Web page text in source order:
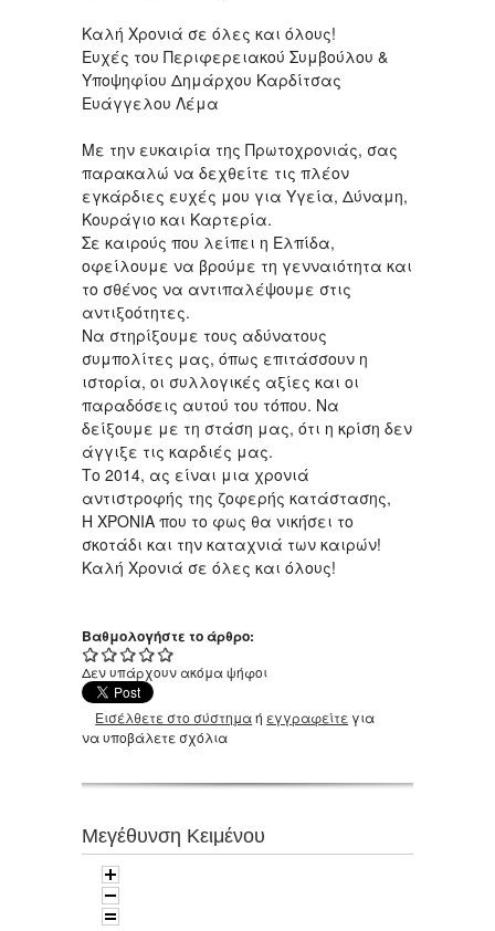
Καλή Χρονιά σε όλες και όλους!
Ευχές του Περιφερειακού Συμβούλου &
Υποψηφίου Δημάρχου Καρδίτσας
Ευάγγελου Λέμα
Με την ευκαιρία της Πρωτοχρονιάς, σας
παρακαλώ να δεχθείτε τις πλέον
εγκάρδιες ευχές μου για Υγεία, Δύναμη,
Κουράγιο και Καρτερία.
Σε καιρούς που λείπει η Ελπίδα,
οφείλουμε να βρούμε τη γενναιότητα και
το σθένος να αντιπαλέψουμε στις
αντιξοότητες.
Να στηρίξουμε τους αδύνατους
συμπολίτες μας, όπως επιτάσσουν η
ιστορία, οι συλλογικές αξίες και οι
παραδόσεις αυτού του τόπου. Να
δείξουμε με τη στάση μας, ότι η κρίση δεν
άγγιξε τις καρδιές μας.
Το 2014, ας είναι μια χρονιά
αντιστροφής της ζοφερής κατάστασης,
Η ΧΡΟΝΙΑ που το φως θα νικήσει το
σκοτάδι και την καταχνιά των καιρών!
Καλή Χρονιά σε όλες και όλους!
Βαθμολογήστε το άρθρο:
Δεν υπάρχουν ακόμα ψήφοι
Εισέλθετε στο σύστημαή εγγραφείτε για
να υποβάλετε σχόλια
Μεγέθυνση Κειμένου